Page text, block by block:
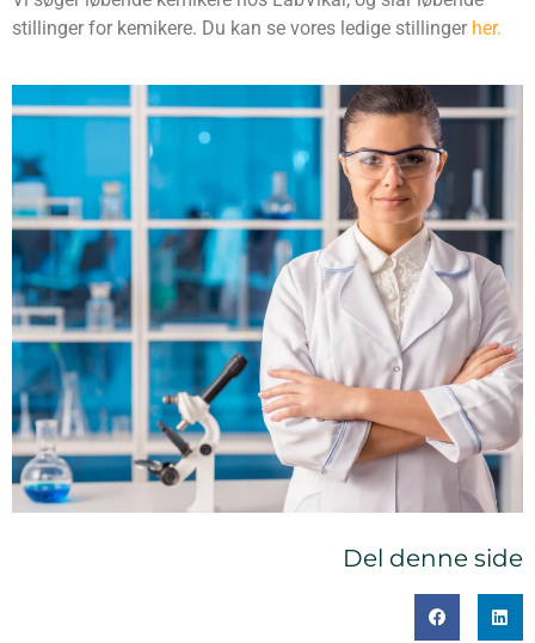
stillinger for kemikere. Du kan se vores ledige stillinger her.
Del denne side